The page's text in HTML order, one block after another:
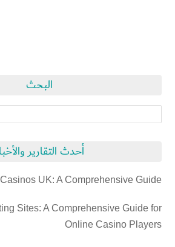
البحث
أحدث التقارير
UK: A Comprehensive Guide
Sites: A Comprehensive Guide for
Online Casino Players